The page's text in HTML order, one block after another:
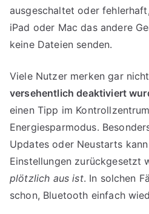
ausgeschaltet oder
iPad oder Mac das andere
keine Dateien senden.
Viele Nutzer merken gar
versehentlich deaktiviert
einen Tipp im
Energiesparmodus.
Updates oder Neustarts
Einstellungen zurückgesetzt
plötzlich aus ist. In solchen
schon, Bluetooth einfach